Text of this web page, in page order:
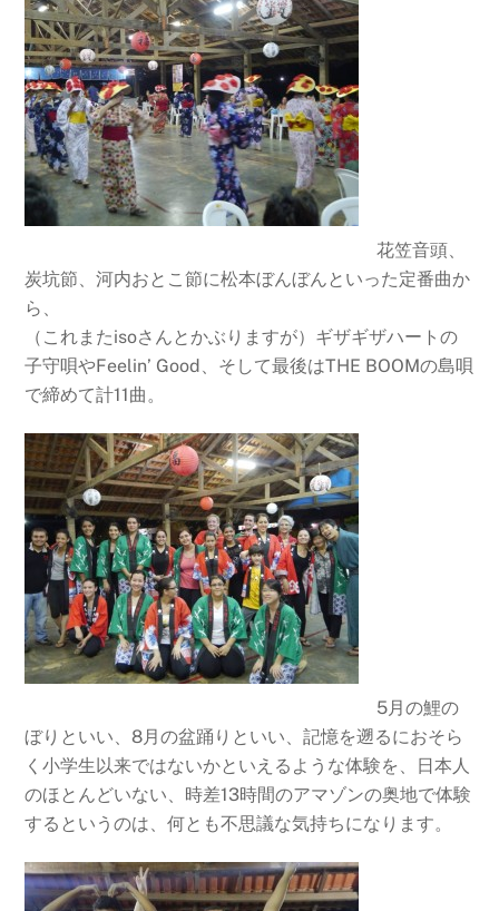
花笠音頭、
炭坑節、河内おとこ節に松本ぼんぼんといった定番曲か
ら、
（これまたisoさんとかぶりますが）ギザギザハートの
子守唄やFeelin’ Good、そして最後はTHE BOOMの島唄
で締めて計11曲。
5月の鯉の
ぼりといい、8月の盆踊りといい、記憶を遡るにおそら
く小学生以来ではないかといえるような体験を、日本人
のほとんどいない、時差13時間のアマゾンの奥地で体験
するというのは、何とも不思議な気持ちになります。